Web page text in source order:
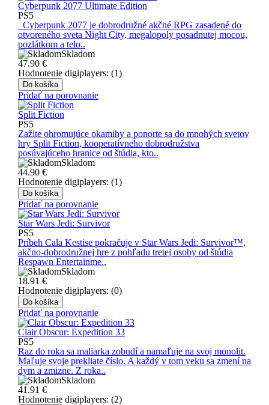
Cyberpunk 2077 Ultimate Edition
PS5
Cyberpunk 2077 je dobrodružné akčné RPG zasadené do
otvoreného sveta Night City, megalopoly posadnutej mocou,
pozlátkom a telo..
Skladom
47.90 €
Hodnotenie digiplayers: (1)
Do košíka
Pridať na porovnanie
Split Fiction
PS5
Zažite ohromujúce okamihy a ponorte sa do mnohých svetov
hry Split Fiction, kooperatívneho dobrodružstva
posúvajúceho hranice od štúdia, kto..
Skladom
44.90 €
Hodnotenie digiplayers: (1)
Do košíka
Pridať na porovnanie
Star Wars Jedi: Survivor
PS5
Príbeh Cala Kestise pokračuje v Star Wars Jedi: Survivor™,
akčno-dobrodružnej hre z pohľadu tretej osoby od štúdia
Respawn Entertainme..
Skladom
18.91 €
Hodnotenie digiplayers: (0)
Do košíka
Pridať na porovnanie
Clair Obscur: Expedition 33
PS5
Raz do roka sa maliarka zobudí a namaľuje na svoj monolit.
Maľuje svoje prekliate číslo. A každý v tom veku sa zmení na
dym a zmizne. Z roka..
Skladom
41.91 €
Hodnotenie digiplayers: (2)